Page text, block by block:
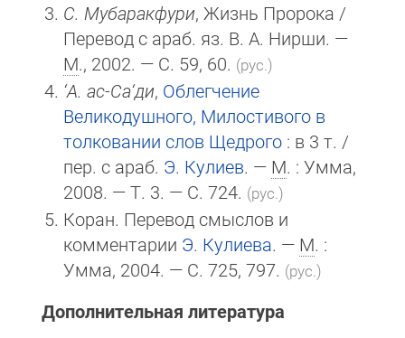
С. Мубаракфури, Жизнь Пророка /
Перевод с араб. яз. В. А. Нирши. —
М., 2002. — С. 59, 60. (рус.)
‘А. ас-Са‘ди, Облегчение
Великодушного, Милостивого в
толковании слов Щедрого : в 3 т. /
пер. с араб. Э. Кулиев. — М. : Умма,
2008. — Т. 3. — С. 724. (рус.)
Коран. Перевод смыслов и
комментарии Э. Кулиева. — М. :
Умма, 2004. — С. 725, 797. (рус.)
Дополнительная литература